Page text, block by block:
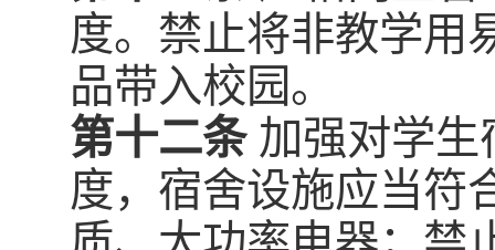
度。禁止将非教学用
品带入校园。
第十二条加强对学生
度，宿舍设施应当符